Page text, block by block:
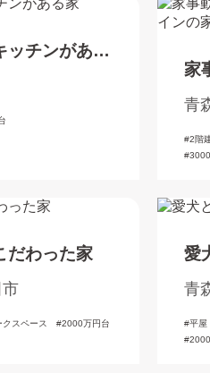
ッチンがある
家
た
青
2階
だわった家
スペース 2000万円台
愛
青
平屋